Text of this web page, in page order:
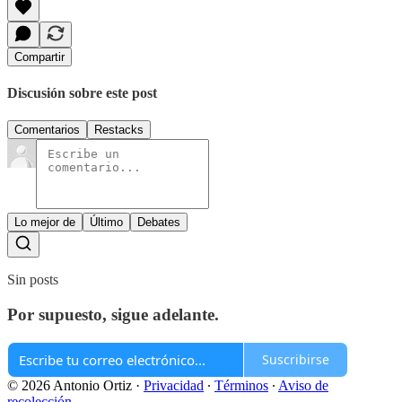
Compartir
Discusión sobre este post
Comentarios Restacks
Lo mejor de Último Debates
Sin posts
Por supuesto, sigue adelante.
Suscribirse
© 2026 Antonio Ortiz · Privacidad ∙ Términos ∙ Aviso de